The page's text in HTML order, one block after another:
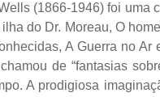
(1866-1946) foi uma
do Dr. Moreau, O
A Guerra no Ar
de “fantasias
A prodigiosa